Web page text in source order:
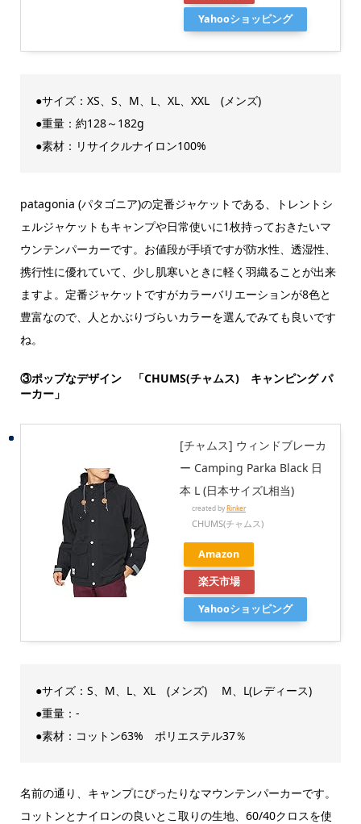
Yahooショッピング
●サイズ：XS、S、M、L、XL、XXL (メンズ)
●重量：約128～182g
●素材：リサイクルナイロン100%
patagonia (パタゴニア)の定番ジャケットである、トレントシ
ェルジャケットもキャンプや日常使いに1枚持っておきたいマ
ウンテンパーカーです。お値段が手頃ですが防水性、透湿性、
携行性に優れていて、少し肌寒いときに軽く羽織ることが出来
ますよ。定番ジャケットですがカラーバリエーションが8色と
豊富なので、人とかぶりづらいカラーを選んでみても良いです
ね。
③ポップなデザイン 「CHUMS(チャムス) キャンピング パ
ーカー」
[チャムス] ウィンドブレーカ
ー Camping Parka Black 日
本 L (日本サイズL相当)
created byRinker
CHUMS(チャムス)
Amazon
楽天市場
Yahooショッピング
●サイズ：S、M、L、XL (メンズ) M、L(レディース)
●重量：-
●素材：コットン63% ポリエステル37％
名前の通り、キャンプにぴったりなマウンテンパーカーです。
コットンとナイロンの良いとこ取りの生地、60/40クロスを使